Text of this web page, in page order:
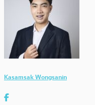
Kasamsak Wongsanin